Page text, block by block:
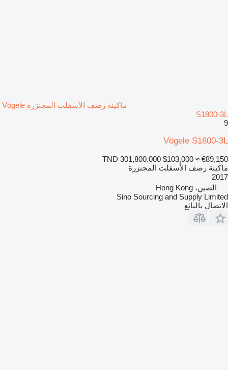
ماكينة رصف الأسفلت المجنزرة Vögele
S1800-3L
9
Vögele S1800-3L
TND 301,800.000 $103,000 ≈ €89,150
ماكينة رصف الأسفلت المجنزرة
2017
الصين، Hong Kong
Sino Sourcing and Supply Limited
الاتصال بالبائع